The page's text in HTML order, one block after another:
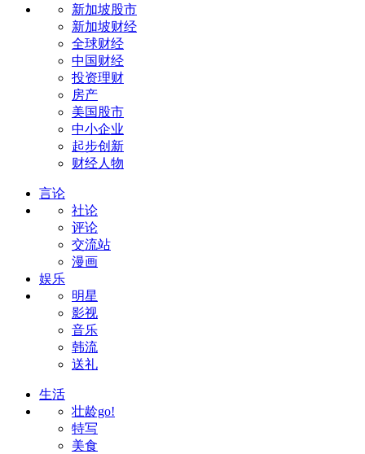
新加坡股市
新加坡财经
全球财经
中国财经
投资理财
房产
美国股市
中小企业
起步创新
财经人物
言论
社论
评论
交流站
漫画
娱乐
明星
影视
音乐
韩流
送礼
生活
壮龄go!
特写
美食